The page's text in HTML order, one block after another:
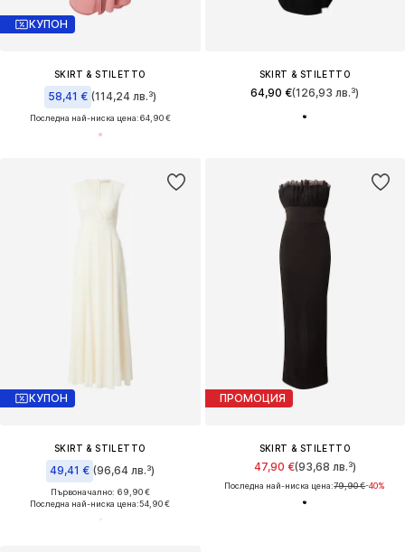
КУПОН
SKIRT & STILETTO
58,41 € (114,24 лв.³)
Последна най-ниска цена:64,90 €
SKIRT & STILETTO
64,90 €(126,93 лв.³)
КУПОН
SKIRT & STILETTO
49,41 € (96,64 лв.³)
Първоначално: 69,90 €
Последна най-ниска цена:54,90 €
ПРОМОЦИЯ
SKIRT & STILETTO
47,90 €(93,68 лв.³)
Последна най-ниска цена:79,90 €-40%